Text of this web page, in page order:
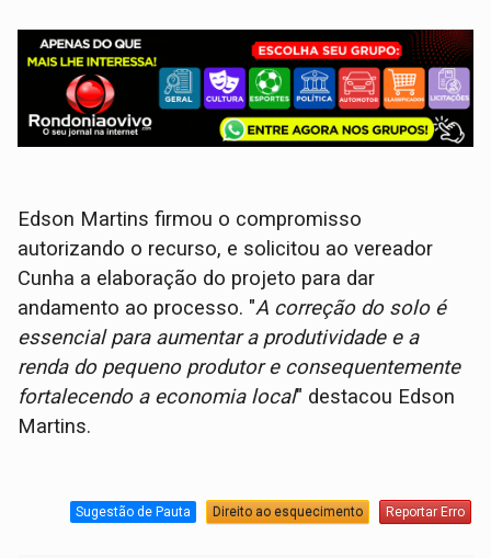
Edson Martins firmou o compromisso
autorizando o recurso, e solicitou ao vereador
Cunha a elaboração do projeto para dar
andamento ao processo. "A correção do solo é
essencial para aumentar a produtividade e a
renda do pequeno produtor e consequentemente
fortalecendo a economia local" destacou Edson
Martins.
Sugestão de Pauta Direito ao esquecimento Reportar Erro